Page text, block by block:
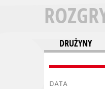
DRUŻYNY
DATA